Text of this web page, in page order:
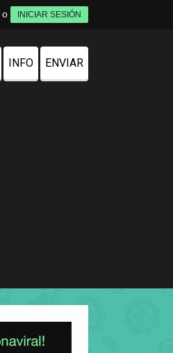
o INICIAR SESIÓN
INFO ENVIAR